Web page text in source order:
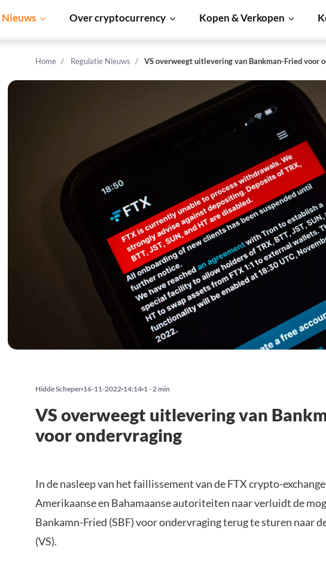
Nieuws Over cryptocurrency Kopen & Verkopen
Home Regulatie Nieuws VS overweegt uitlevering van Bankman-Fried voor
Hidde Scheper 16-11-2022 14:14 1 - 2 min
VS overweegt uitlevering van
voor ondervraging
In de nasleep van het faillissement van de FTX crypto-
Amerikaanse en Bahamaanse autoriteiten naar verluidt de
Bankamn-Fried (SBF) voor ondervraging terug te sturen naar
(VS).